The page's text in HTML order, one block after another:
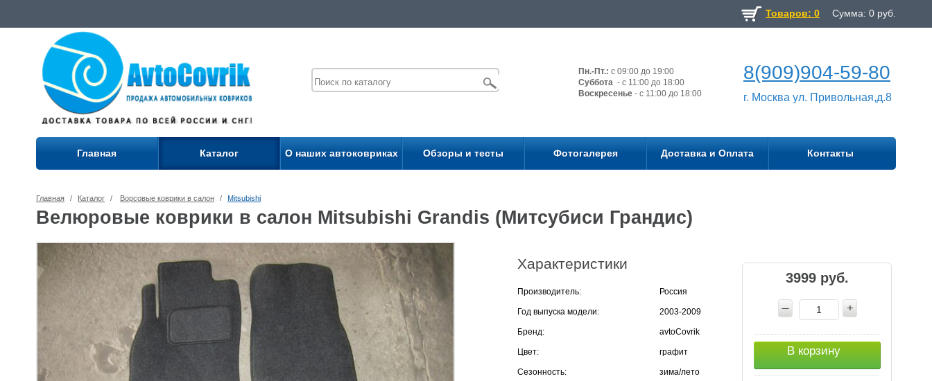
Товаров: 0 Сумма: 0 руб.
Пн.-Пт.: с 09:00 до 19:00
Суббота - с 11:00 до 18:00
Воскресенье - с 11:00 до 18:00
8(909)904-59-80
г. Москва ул. Привольная,д.8
Главная Каталог О наших автоковриках Обзоры и тесты Фотогалерея Доставка и Оплата Контакты
Главная / Каталог / Ворсовые коврики в салон / Mitsubishi
Велюровые коврики в салон Mitsubishi Grandis (Митсубиси Грандис)
Характеристики
Производитель: Россия
Год выпуска модели: 2003-2009
Бренд: avtoCovrik
Цвет: графит
Сезонность: зима/лето
3999 руб.
В корзину